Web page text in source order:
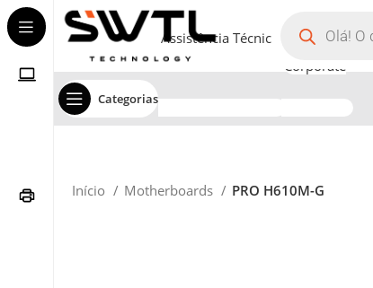
Categorias
Assistência Técnica
Corporate
Início Motherboards PRO H610M-G